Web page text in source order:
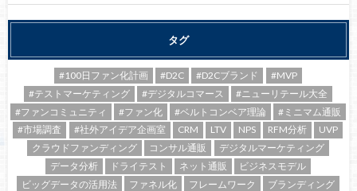
タグ
#100日ファン化計画 #D2C #D2Cブランド
#MVP
#テストマーケティング
#デジタルコマース
#ニューリテール大全
#ファンコミュニティ
#ファン化 #ベルトコンベア理論
#ミニマム通販
#市場調査
#社外アイデア企画室 CRM LTV NPS RFM分析
UVP
クラウドファンディング
コンサル通販
デジタルマーケティング
データ分析
ドライテスト ネット通販
ビジネスモデル
ビッグデータの活用法
ファネル化 フレームワーク
ブランディング